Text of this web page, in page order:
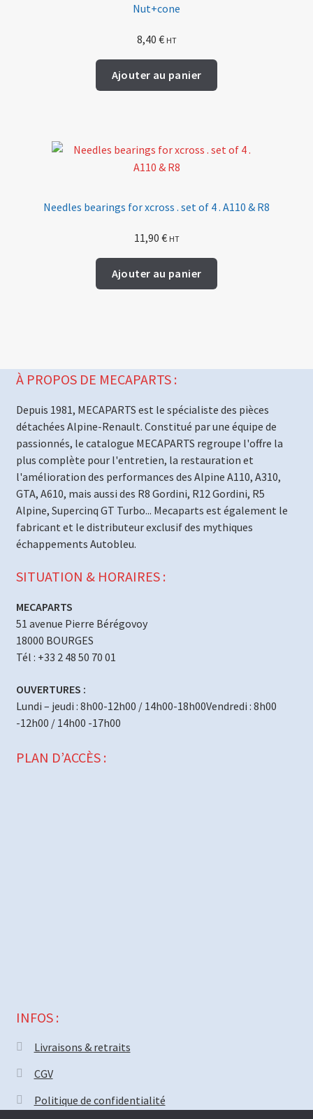
Nut+cone
8,40 € HT
Ajouter au panier
Needles bearings for xcross . set of 4 . A110 & R8
11,90 € HT
Ajouter au panier
À PROPOS DE MECAPARTS :
Depuis 1981, MECAPARTS est le spécialiste des pièces
détachées Alpine-Renault. Constitué par une équipe de
passionnés, le catalogue MECAPARTS regroupe l'offre la
plus complète pour l'entretien, la restauration et
l'amélioration des performances des Alpine A110, A310,
GTA, A610, mais aussi des R8 Gordini, R12 Gordini, R5
Alpine, Supercinq GT Turbo... Mecaparts est également le
fabricant et le distributeur exclusif des mythiques
échappements Autobleu.
SITUATION & HORAIRES :
MECAPARTS
51 avenue Pierre Bérégovoy
18000 BOURGES
Tél : +33 2 48 50 70 01
OUVERTURES :
Lundi – jeudi : 8h00-12h00 / 14h00-18h00Vendredi : 8h00
-12h00 / 14h00 -17h00
PLAN D’ACCÈS :
INFOS :
Livraisons & retraits
CGV
Politique de confidentialité